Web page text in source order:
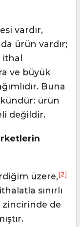
vardır,
ürün vardır;
ve büyük
Buna
ürün
değildir.
üzere,[2]
sınırlı
zincirinde de